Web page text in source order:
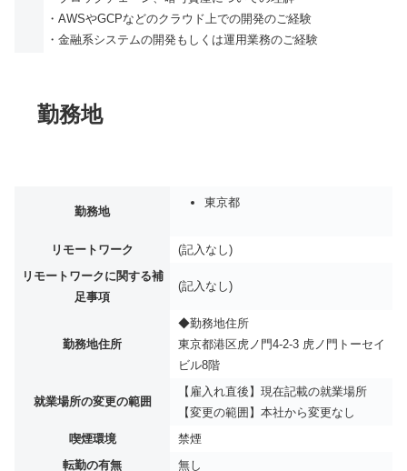
・AWSやGCPなどのクラウド上での開発のご経験
・金融系システムの開発もしくは運用業務のご経験
勤務地
勤務地
東京都
リモートワーク
(記入なし)
リモートワークに関する補
足事項
(記入なし)
勤務地住所
◆勤務地住所
東京都港区虎ノ門4-2-3 虎ノ門トーセイ
ビル8階
就業場所の変更の範囲
【雇入れ直後】現在記載の就業場所
【変更の範囲】本社から変更なし
喫煙環境
禁煙
転勤の有無
無し